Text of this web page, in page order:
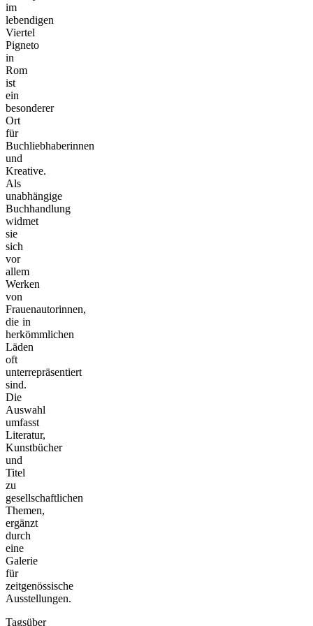
im
lebendigen
Viertel
Pigneto
in
Rom
ist
ein
besonderer
Ort
für
Buchliebhaberinnen
und
Kreative.
Als
unabhängige
Buchhandlung
widmet
sie
sich
vor
allem
Werken
von
Frauenautorinnen,
die in
herkömmlichen
Läden
oft
unterrepräsentiert
sind.
Die
Auswahl
umfasst
Literatur,
Kunstbücher
und
Titel
zu
gesellschaftlichen
Themen,
ergänzt
durch
eine
Galerie
für
zeitgenössische
Ausstellungen.
Tagsüber